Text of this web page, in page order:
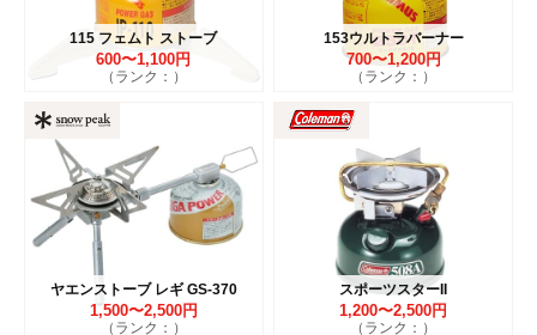
115 フェムト ストーブ
600〜1,100円
（ランク：）
153ウルトラバーナー
700〜1,200円
（ランク：）
ヤエンストーブ レギ GS-370
1,500〜2,500円
（ランク：）
スポーツスターII
1,200〜2,500円
（ランク：）